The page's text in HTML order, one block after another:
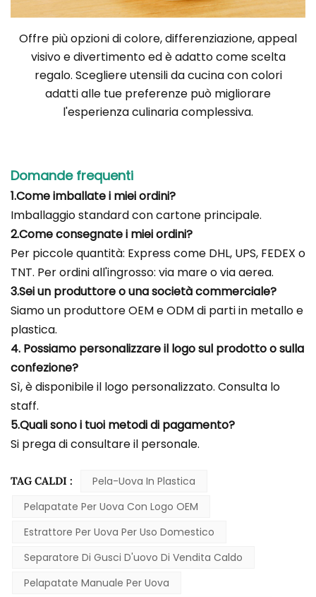
Offre più opzioni di colore, differenziazione, appeal
visivo e divertimento ed è adatto come scelta
regalo. Scegliere utensili da cucina con colori
adatti alle tue preferenze può migliorare
l'esperienza culinaria complessiva.
Domande frequenti
1.Come imballate i miei ordini?
Imballaggio standard con cartone principale.
2.Come consegnate i miei ordini?
Per piccole quantità: Express come DHL, UPS, FEDEX o
TNT. Per ordini all'ingrosso: via mare o via aerea.
3.Sei un produttore o una società commerciale?
Siamo un produttore OEM e ODM di parti in metallo e
plastica.
4. Possiamo personalizzare il logo sul prodotto o sulla
confezione?
Sì, è disponibile il logo personalizzato. Consulta lo
staff.
5.Quali sono i tuoi metodi di pagamento?
Si prega di consultare il personale.
TAG CALDI :
Pela-Uova In Plastica
Pelapatate Per Uova Con Logo OEM
Estrattore Per Uova Per Uso Domestico
Separatore Di Gusci D'uovo Di Vendita Caldo
Pelapatate Manuale Per Uova